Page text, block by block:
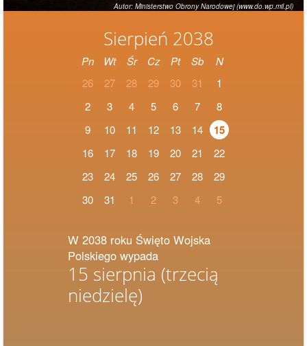
Sierpień 2038
Pn Wt Śr Cz Pt Sb
N
26
27 28 29 30 31
1
2
3 4 5 6 7
8
9
10 11 12 13 14 15
16 17 18 19 20 21
22
23
24 25 26 27 28
29
30
31 1 2 3 4 5
W 2038 roku Święto Wojska
Polskiego wypada
15 sierpnia (trzecią
niedzielę)
Autor: Ministerstwo Obrony Narodowej (www.do.wp.mil.pl)